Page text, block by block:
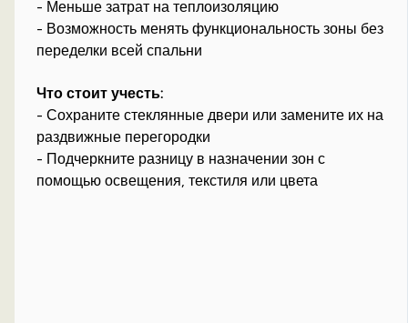
- Меньше затрат на теплоизоляцию
- Возможность менять функциональность зоны без
переделки всей спальни
Что стоит учесть:
- Сохраните стеклянные двери или замените их на
раздвижные перегородки
- Подчеркните разницу в назначении зон с
помощью освещения, текстиля или цвета